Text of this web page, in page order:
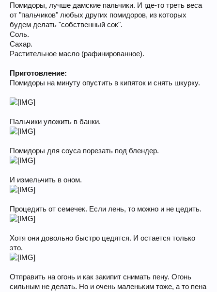
Помидоры, лучше дамские пальчики. И где-то треть веса
от "пальчиков" любых других помидоров, из которых
будем делать "собственный сок".
Соль.
Сахар.
Растительное масло (рафинированное).
Приготовление:
Помидоры на минуту опустить в кипяток и снять шкурку.
Пальчики уложить в банки.
Помидоры для соуса порезать под блендер.
И измельчить в оном.
Процедить от семечек. Если лень, то можно и не цедить.
Хотя они довольно быстро цедятся. И остается только
это.
Отправить на огонь и как закипит снимать пену. Огонь
сильным не делать. Но и очень маленьким тоже, а то пена